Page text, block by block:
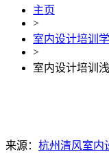
主页
>
室内设计培训
>
室内设计培训
来源： 杭州清风室内